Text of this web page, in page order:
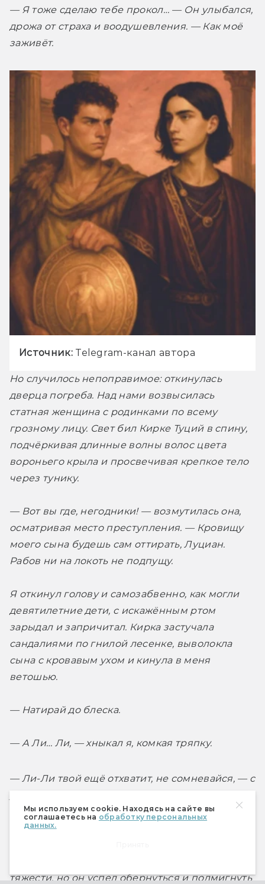
Мы используем cookie. Находясь на сайте вы
соглашаетесь на обработку персональных
данных.
— Я тоже сделаю тебе прокол… — Он улыбался,
дрожа от страха и воодушевления. — Как моё
заживёт.
Источник: Telegram-канал автора
Но случилось непоправимое: откинулась
дверца погреба. Над нами возвысилась
статная женщина с родинками по всему
грозному лицу. Свет бил Кирке Туций в спину,
подчёркивая длинные волны волос цвета
вороньего крыла и просвечивая крепкое тело
через тунику.
— Вот вы где, негодники! — возмутилась она,
осматривая место преступления. — Кровищу
моего сына будешь сам оттирать, Луциан.
Рабов ни на локоть не подпущу.
Я откинул голову и самозабвенно, как могли
девятилетние дети, с искажённым ртом
зарыдал и запричитал. Кирка застучала
сандалиями по гнилой лесенке, выволокла
сына с кровавым ухом и кинула в меня
ветошью.
— Натирай до блеска.
— А Ли… Ли, — хныкал я, комкая тряпку.
— Ли-Ли твой ещё отхватит, не сомневайся, — с
ответила Кирка. — Сначала к Плотию. Наказаны
оба.
тяжести, но он успел обернуться и подмигнуть